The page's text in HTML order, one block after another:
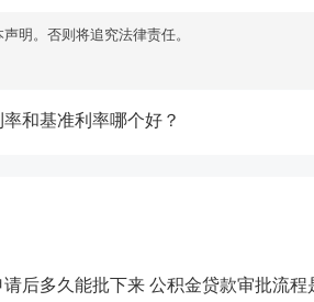
明。否则将追究法律责任。
和基准利率哪个好？
后多久能批下来 公积金贷款审批流程是什